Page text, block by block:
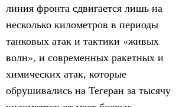
линия фронта сдвигается лишь на
несколько километров в периоды
танковых атак и тактики «живых
волн», и современных ракетных и
химических атак, которые
обрушивались на Тегеран за тысячу